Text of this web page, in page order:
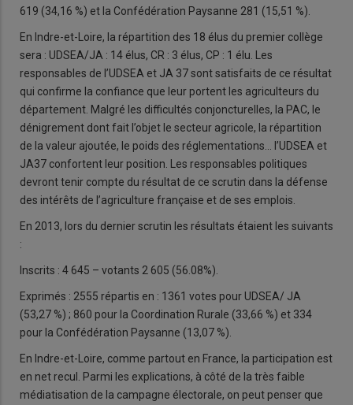
619 (34,16 %) et la Confédération Paysanne 281 (15,51 %).
En Indre-et-Loire, la répartition des 18 élus du premier collège
sera : UDSEA/JA : 14 élus, CR : 3 élus, CP : 1 élu. Les
responsables de l’UDSEA et JA 37 sont satisfaits de ce résultat
qui confirme la confiance que leur portent les agriculteurs du
département. Malgré les difficultés conjoncturelles, la PAC, le
dénigrement dont fait l’objet le secteur agricole, la répartition
de la valeur ajoutée, le poids des réglementations... l’UDSEA et
JA37 confortent leur position. Les responsables politiques
devront tenir compte du résultat de ce scrutin dans la défense
des intérêts de l’agriculture française et de ses emplois.
En 2013, lors du dernier scrutin les résultats étaient les suivants
:
Inscrits : 4 645 – votants 2 605 (56.08%).
Exprimés : 2555 répartis en : 1361 votes pour UDSEA/ JA
(53,27 %) ; 860 pour la Coordination Rurale (33,66 %) et 334
pour la Confédération Paysanne (13,07 %).
En Indre-et-Loire, comme partout en France, la participation est
en net recul. Parmi les explications, à côté de la très faible
médiatisation de la campagne électorale, on peut penser que